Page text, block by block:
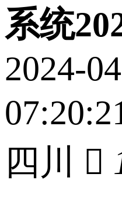
系统
2024-
四川
